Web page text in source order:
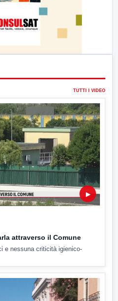
TUTTI I VIDEO
▶
attraverso il Comune
e nessuna criticità igienico-